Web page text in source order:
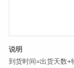
说明
到货时间=出货天数+